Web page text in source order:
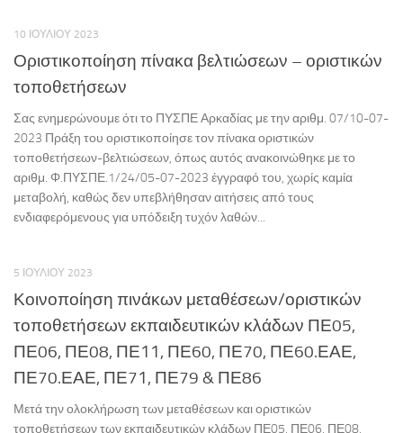
10 ΙΟΥΛΊΟΥ 2023
Οριστικοποίηση πίνακα βελτιώσεων – οριστικών
τοποθετήσεων
Σας ενημερώνουμε ότι το ΠΥΣΠΕ Αρκαδίας με την αριθμ. 07/10-07-
2023 Πράξη του οριστικοποίησε τον πίνακα οριστικών
τοποθετήσεων-βελτιώσεων, όπως αυτός ανακοινώθηκε με το
αριθμ. Φ.ΠΥΣΠΕ.1/24/05-07-2023 έγγραφό του, χωρίς καμία
μεταβολή, καθώς δεν υπεβλήθησαν αιτήσεις από τους
ενδιαφερόμενους για υπόδειξη τυχόν λαθών...
5 ΙΟΥΛΊΟΥ 2023
Κοινοποίηση πινάκων μεταθέσεων/οριστικών
τοποθετήσεων εκπαιδευτικών κλάδων ΠΕ05,
ΠΕ06, ΠΕ08, ΠΕ11, ΠΕ60, ΠΕ70, ΠΕ60.ΕΑΕ,
ΠΕ70.ΕΑΕ, ΠΕ71, ΠΕ79 & ΠΕ86
Μετά την ολοκλήρωση των μεταθέσεων και οριστικών
τοποθετήσεων των εκπαιδευτικών κλάδων ΠΕ05, ΠΕ06, ΠΕ08,